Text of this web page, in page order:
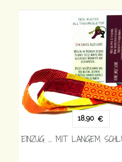
18,90
EINZUG … MIT LANGEM